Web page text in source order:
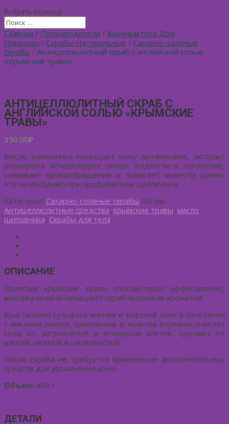
Выбрать страницу
Главная / Производители / Мануфактура Дом
Природы / Скрабы Натуральные / Сахарно-соляные
скрабы / Антицеллюлитный скраб с английской солью
«Крымские травы»
АНТИЦЕЛЛЮЛИТНЫЙ СКРАБ С
АНГЛИЙСКОЙ СОЛЬЮ «КРЫМСКИЕ
ТРАВЫ»
350.00₽
Масло шиповника насыщает кожу витаминами, экстракт
розмарина активизирует обмен жидкости в организме,
усиливает кровообращение и помогает вывести шлаки,
что необходимо при профилактике целлюлита.
Категория: Сахарно-соляные скрабы Метки:
Антицеллюлитные средства, крымские травы, масло
шиповника, Скрабы для тела
ОПИСАНИЕ
Молотые крымские травы способствуют эффективному
массажу кожи и насыщают скраб чудесным ароматом.
Кристаллики сульфата магния и морской соли в сочетании
с маслами оливок, шиповника и жожоба бережно очистят
кожу от загрязнений и отмерших клеток, сделают ее
мягкой, нежной и шелковистой.
После скраба не требуется применение дополнительных
средств для увлажнения кожи.
Объем: 400 г
ДЕТАЛИ